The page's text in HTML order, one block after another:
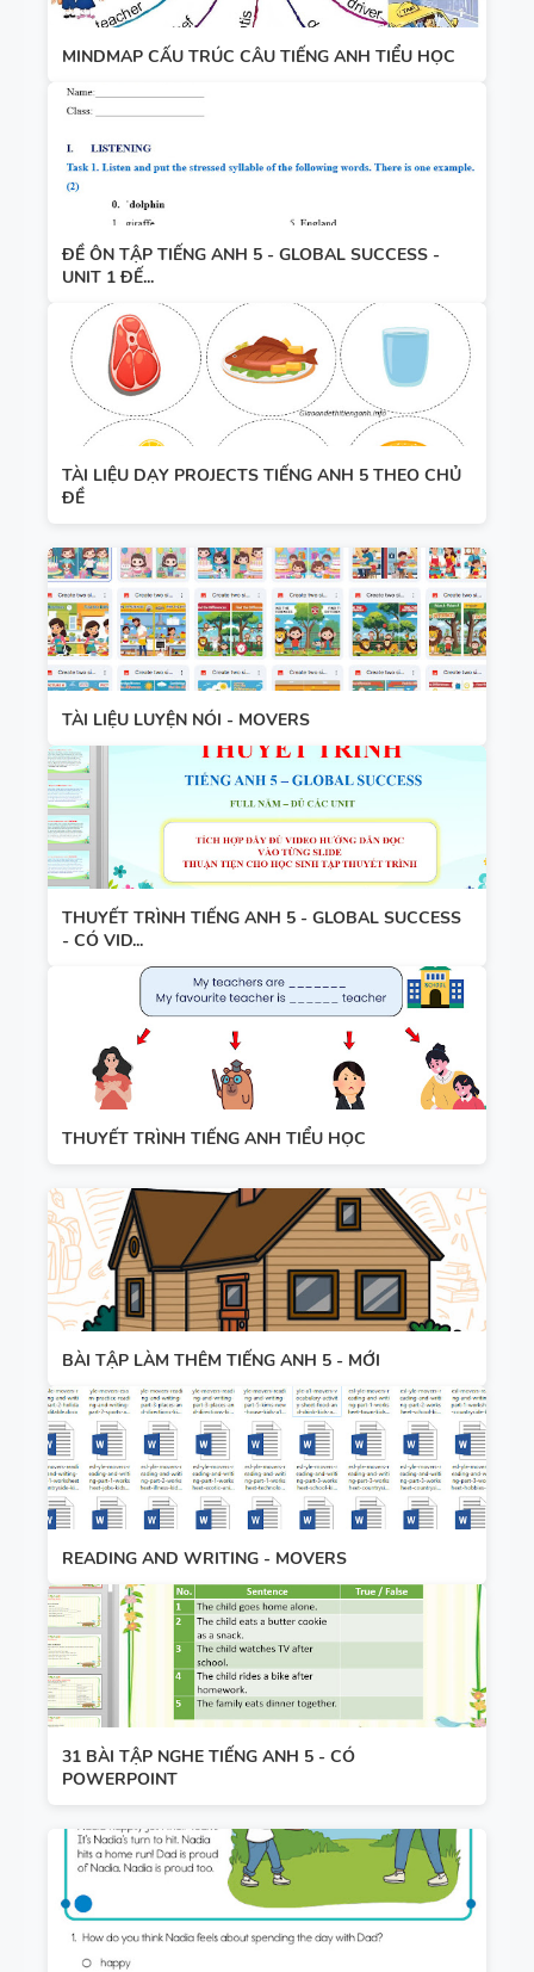
MINDMAP CẤU TRÚC CÂU TIẾNG ANH TIỂU HỌC
ĐỀ ÔN TẬP TIẾNG ANH 5 - GLOBAL SUCCESS -
UNIT 1 ĐẾ...
TÀI LIỆU DẠY PROJECTS TIẾNG ANH 5 THEO CHỦ
ĐỀ
TÀI LIỆU LUYỆN NÓI - MOVERS
THUYẾT TRÌNH TIẾNG ANH 5 - GLOBAL SUCCESS
- CÓ VID...
THUYẾT TRÌNH TIẾNG ANH TIỂU HỌC
BÀI TẬP LÀM THÊM TIẾNG ANH 5 - MỚI
READING AND WRITING - MOVERS
31 BÀI TẬP NGHE TIẾNG ANH 5 - CÓ
POWERPOINT